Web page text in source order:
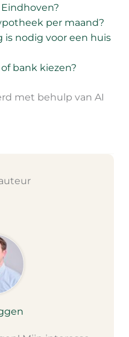
per maand?
is nodig voor een huis
bank kiezen?
met behulp van AI